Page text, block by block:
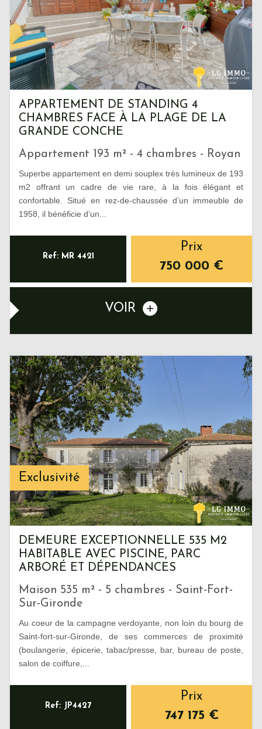
APPARTEMENT DE STANDING 4
CHAMBRES FACE À LA PLAGE DE LA
GRANDE CONCHE
Appartement 193 m² - 4 chambres - Royan
Superbe appartement en demi souplex très lumineux de 193
m2 offrant un cadre de vie rare, à la fois élégant et
confortable. Situé en rez-de-chaussée d’un immeuble de
1958, il bénéficie d’un...
Ref: MR 4421
Prix
750 000 €
VOIR
Exclusivité
DEMEURE EXCEPTIONNELLE 535 M2
HABITABLE AVEC PISCINE, PARC
ARBORÉ ET DÉPENDANCES
Maison 535 m² - 5 chambres - Saint-Fort-
Sur-Gironde
Au coeur de la campagne verdoyante, non loin du bourg de
Saint-fort-sur-Gironde, de ses commerces de proximité
(boulangerie, épicerie, tabac/presse, bar, bureau de poste,
salon de coiffure,...
Ref: JP4427
Prix
747 175 €